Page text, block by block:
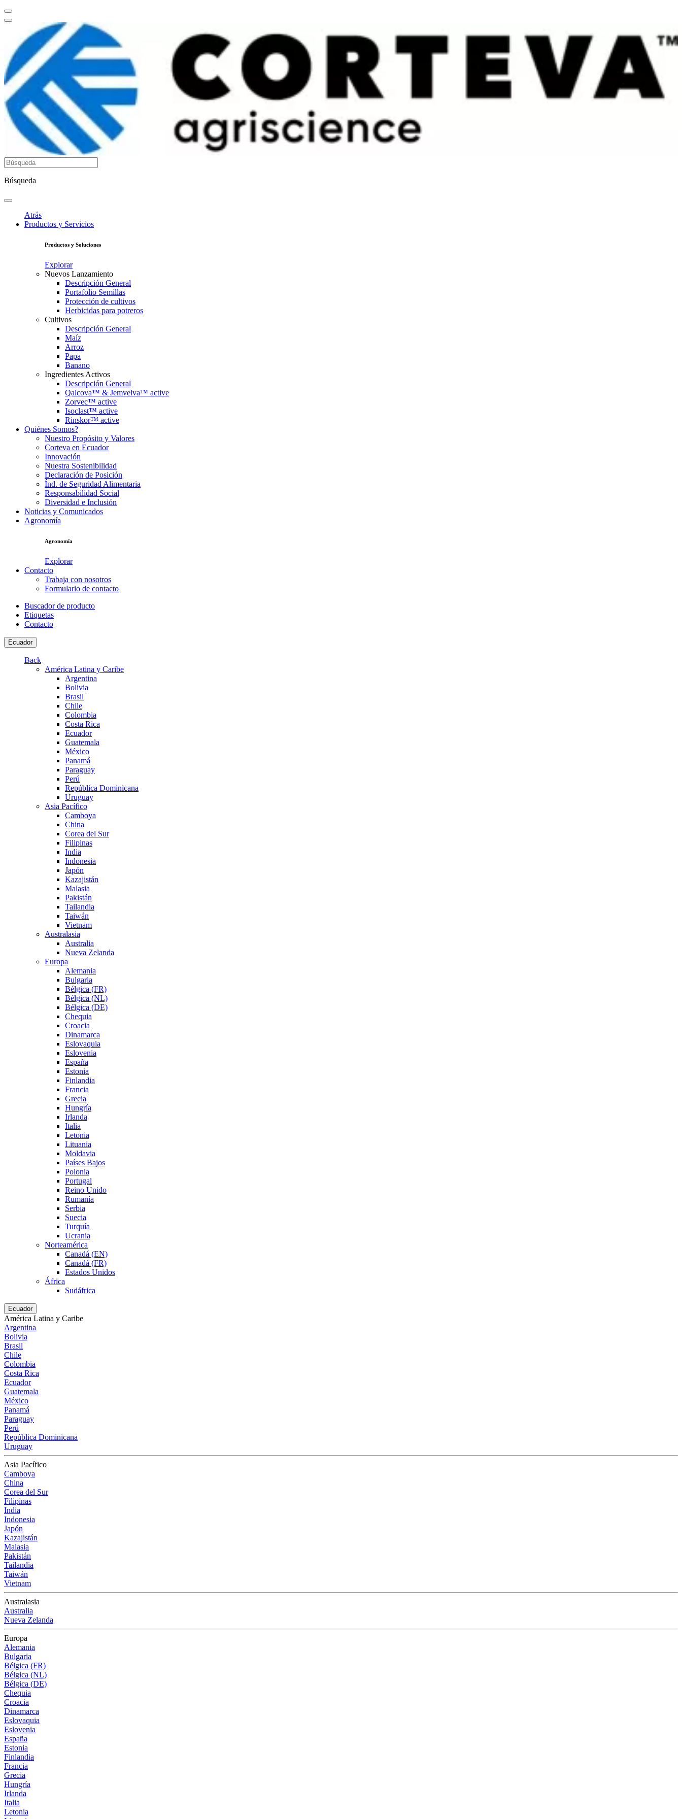
Búsqueda
Atrás
Productos y Servicios
Productos y Soluciones
Explorar
Nuevos Lanzamiento
Descripción General
Portafolio Semillas
Protección de cultivos
Herbicidas para potreros
Cultivos
Descripción General
Maíz
Arroz
Papa
Banano
Ingredientes Activos
Descripción General
Qalcova™ & Jemvelva™ active
Zorvec™ active
Isoclast™ active
Rinskor™ active
Quiénes Somos?
Nuestro Propósito y Valores
Corteva en Ecuador
Innovación
Nuestra Sostenibilidad
Declaración de Posición
Índ. de Seguridad Alimentaria
Responsabilidad Social
Diversidad e Inclusión
Noticias y Comunicados
Agronomía
Agronomía
Explorar
Contacto
Trabaja con nosotros
Formulario de contacto
Buscador de producto
Etiquetas
Contacto
Ecuador
Back
América Latina y Caribe
Argentina
Bolivia
Brasil
Chile
Colombia
Costa Rica
Ecuador
Guatemala
México
Panamá
Paraguay
Perú
República Dominicana
Uruguay
Asia Pacífico
Camboya
China
Corea del Sur
Filipinas
India
Indonesia
Japón
Kazajistán
Malasia
Pakistán
Tailandia
Taiwán
Vietnam
Australasia
Australia
Nueva Zelanda
Europa
Alemania
Bulgaria
Bélgica (FR)
Bélgica (NL)
Bélgica (DE)
Chequia
Croacia
Dinamarca
Eslovaquia
Eslovenia
España
Estonia
Finlandia
Francia
Grecia
Hungría
Irlanda
Italia
Letonia
Lituania
Moldavia
Países Bajos
Polonia
Portugal
Reino Unido
Rumanía
Serbia
Suecia
Turquía
Ucrania
Norteamérica
Canadá (EN)
Canadá (FR)
Estados Unidos
África
Sudáfrica
Ecuador
América Latina y Caribe
Argentina
Bolivia
Brasil
Chile
Colombia
Costa Rica
Ecuador
Guatemala
México
Panamá
Paraguay
Perú
República Dominicana
Uruguay
Asia Pacífico
Camboya
China
Corea del Sur
Filipinas
India
Indonesia
Japón
Kazajistán
Malasia
Pakistán
Tailandia
Taiwán
Vietnam
Australasia
Australia
Nueva Zelanda
Europa
Alemania
Bulgaria
Bélgica (FR)
Bélgica (NL)
Bélgica (DE)
Chequia
Croacia
Dinamarca
Eslovaquia
Eslovenia
España
Estonia
Finlandia
Francia
Grecia
Hungría
Irlanda
Italia
Letonia